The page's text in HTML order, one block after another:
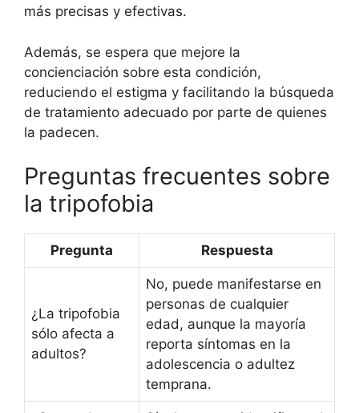
más precisas y efectivas.
Además, se espera que mejore la
concienciación sobre esta condición,
reduciendo el estigma y facilitando la búsqueda
de tratamiento adecuado por parte de quienes
la padecen.
Preguntas frecuentes sobre
la tripofobia
Pregunta Respuesta
¿La tripofobia
sólo afecta a
adultos?
No, puede manifestarse en
personas de cualquier
edad, aunque la mayoría
reporta síntomas en la
adolescencia o adultez
temprana.